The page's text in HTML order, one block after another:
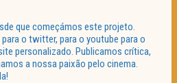
que começámos este projeto.
o twitter, para o youtube para o
personalizado. Publicamos crítica,
a nossa paixão pelo cinema.